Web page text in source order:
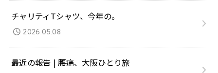
チャリティTシャツ、今年の。
2026.05.08
最近の報告 | 腰痛、大阪ひとり旅